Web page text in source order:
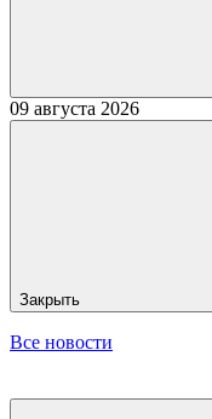
09 августа 2026
Закрыть
Все новости